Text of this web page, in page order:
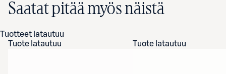
Saatat pitää myös näistä
Tuotteet latautuu
Tuote latautuu
Tuote latautuu